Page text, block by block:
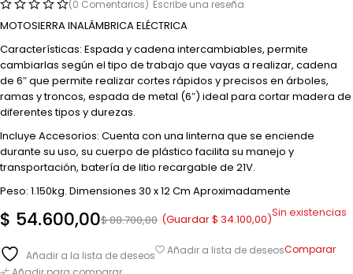
(0 Comentarios) Escribe una reseña
MOTOSIERRA INALÁMBRICA ELÉCTRICA
Características: Espada y cadena intercambiables, permite
cambiarlas según el tipo de trabajo que vayas a realizar, cadena
de 6″ que permite realizar cortes rápidos y precisos en árboles,
ramas y troncos, espada de metal (6″) ideal para cortar madera de
diferentes tipos y durezas.
Incluye Accesorios: Cuenta con una linterna que se enciende
durante su uso, su cuerpo de plástico facilita su manejo y
transportación, batería de litio recargable de 21V.
Peso: 1.150kg. Dimensiones 30 x 12 Cm Aproximadamente
$88.700,00
$ 54.600,00 (Guardar$ 34.100,00)Sin existencias
Añadir a la lista de deseos Añadir a lista de deseosComparar